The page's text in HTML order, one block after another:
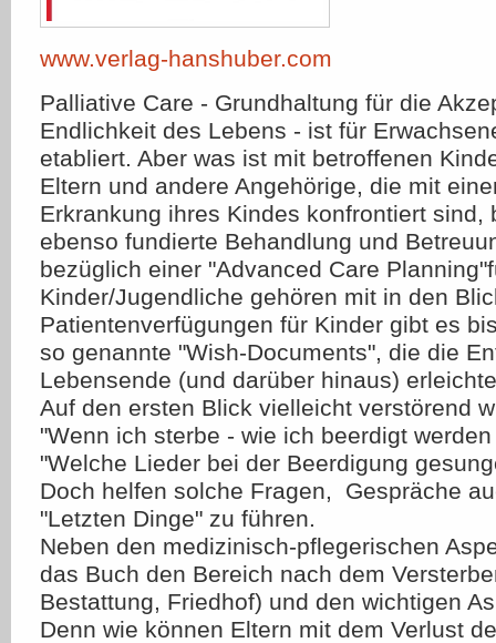
www.verlag-hanshuber.com
Palliative Care - Grundhaltung für die
Endlichkeit des Lebens - ist für
etabliert. Aber was ist mit betroffenen
Eltern und andere Angehörige, die mit
Erkrankung ihres Kindes konfrontiert sind,
ebenso fundierte Behandlung und
bezüglich einer "Advanced Care
Kinder/Jugendliche gehören mit in den
Patientenverfügungen für Kinder gibt es
so genannte "Wish-Documents", die die
Lebensende (und darüber hinaus)
Auf den ersten Blick vielleicht verstörend
"Wenn ich sterbe - wie ich beerdigt
"Welche Lieder bei der Beerdigung
Doch helfen solche Fragen, Gespräche
"Letzten Dinge" zu führen.
Neben den medizinisch-pflegerischen
das Buch den Bereich nach dem
Bestattung, Friedhof) und den wichtigen
Denn wie können Eltern mit dem Verlust